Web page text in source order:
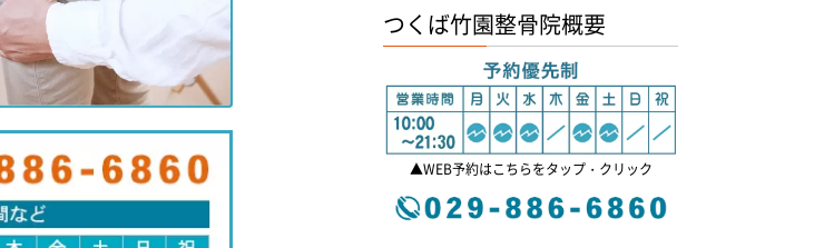
つくば竹園整骨院概要
▲WEB予約はこちらをタップ・クリック